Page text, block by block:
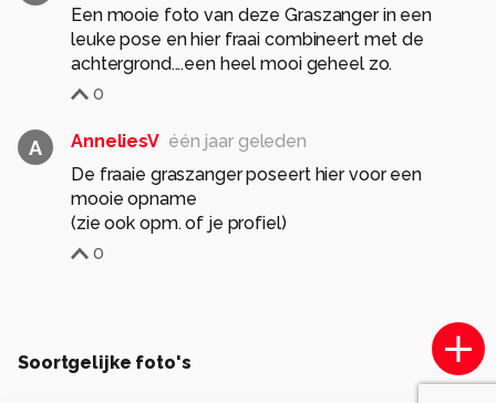
Een mooie foto van deze Graszanger in een
leuke pose en hier fraai combineert met de
achtergrond....een heel mooi geheel zo.
0
A AnneliesV één jaar geleden
De fraaie graszanger poseert hier voor een
mooie opname
(zie ook opm. of je profiel)
0
Soortgelijke foto's